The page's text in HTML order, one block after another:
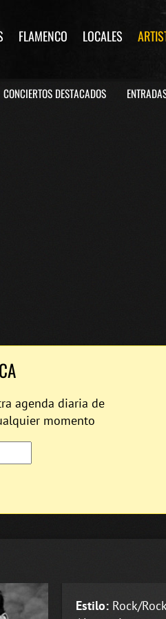
FLAMENCO LOCALES
CONCIERTOS DESTACADOS
agenda diaria de
momento
Estilo: Rock/Rock